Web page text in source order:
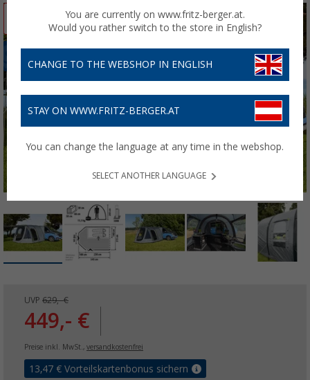
UVP 629,- €
449,- €
Preise inkl. MwSt., versandkostenfrei
13,47 € Vorteilskartenbonus sichern
You are currently on www.fritz-berger.at.
Would you rather switch to the store in English?
CHANGE TO THE WEBSHOP IN ENGLISH
STAY ON WWW.FRITZ-BERGER.AT
You can change the language at any time in the webshop.
SELECT ANOTHER LANGUAGE